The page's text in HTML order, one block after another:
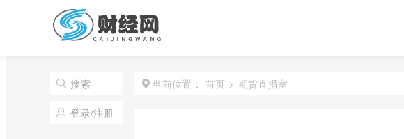
搜索
登录/注册
当前位置： 首页 > 期货直播室